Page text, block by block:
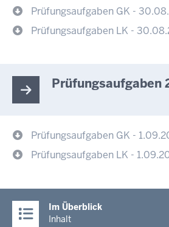
Prüfungsaufgaben GK -
Prüfungsaufgaben LK -
Prüfungsaufgaben
Prüfungsaufgaben GK -
Prüfungsaufgaben LK -
Im Überblick
Inhalt